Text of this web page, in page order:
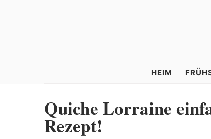
HEIM
Quiche Lorraine
Rezept!